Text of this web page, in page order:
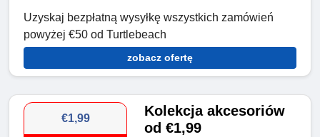
Uzyskaj bezpłatną wysyłkę wszystkich zamówień
powyżej €50 od Turtlebeach
zobacz ofertę
€1,99
Kolekcja akcesoriów
od €1,99